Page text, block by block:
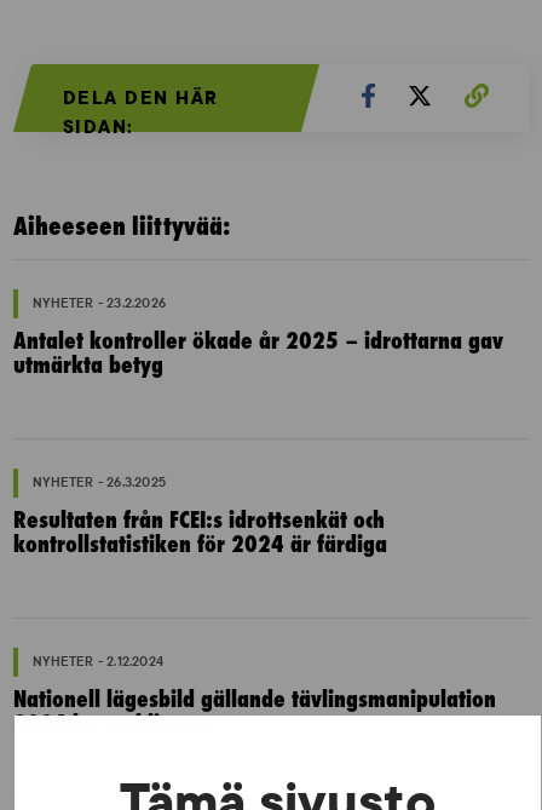
DELA DEN HÄR
SIDAN:
Aiheeseen liittyvää:
NYHETER - 23.2.2026
Antalet kontroller ökade år 2025 – idrottarna gav
utmärkta betyg
NYHETER - 26.3.2025
Resultaten från FCEI:s idrottsenkät och
kontrollstatistiken för 2024 är färdiga
NYHETER - 2.12.2024
Nationell lägesbild gällande tävlingsmanipulation
2024 har publicerats